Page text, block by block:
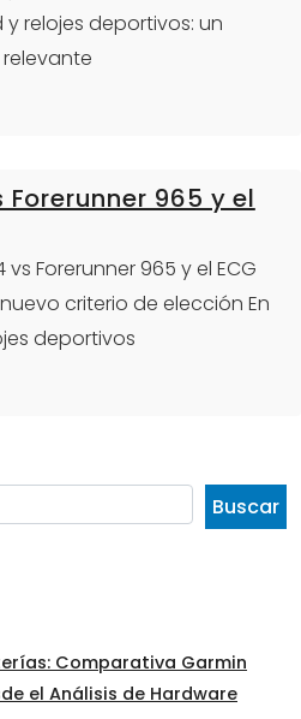
y relojes deportivos: un
965 y el
vs Forerunner 965 y el ECG
criterio de elección En
deportivos
Buscar
Comparativa Garmin
el Análisis de Hardware